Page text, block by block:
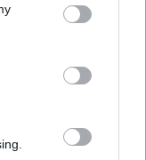
se do
čápů v celém Česku
v minulých dnech čelit
lijáky. Česká
aby se zapojila do